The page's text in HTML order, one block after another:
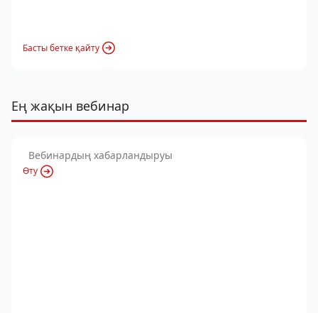
Басты бетке қайту
Ең жақын вебинар
Вебинардың хабарландыруы
Өту